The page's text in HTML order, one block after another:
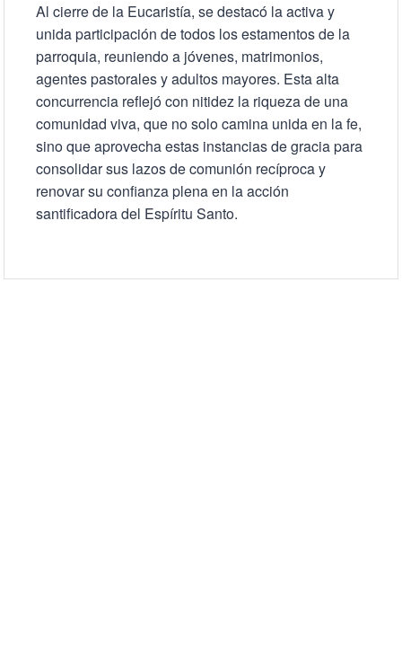
Al cierre de la Eucaristía, se destacó la activa y
unida participación de todos los estamentos de la
parroquia, reuniendo a jóvenes, matrimonios,
agentes pastorales y adultos mayores. Esta alta
concurrencia reflejó con nitidez la riqueza de una
comunidad viva, que no solo camina unida en la fe,
sino que aprovecha estas instancias de gracia para
consolidar sus lazos de comunión recíproca y
renovar su confianza plena en la acción
santificadora del Espíritu Santo.